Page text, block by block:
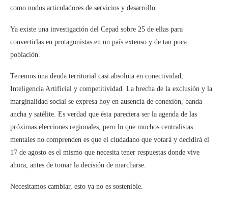
como nodos articuladores de servicios y desarrollo.
Ya existe una investigación del Cepad sobre 25 de ellas para
convertirlas en protagonistas en un país extenso y de tan poca
población.
Tenemos una deuda territorial casi absoluta en conectividad,
Inteligencia Artificial y competitividad. La brecha de la exclusión y la
marginalidad social se expresa hoy en ausencia de conexión, banda
ancha y satélite. Es verdad que ésta pareciera ser la agenda de las
próximas elecciones regionales, pero lo que muchos centralistas
mentales no comprenden es que el ciudadano que votará y decidirá el
17 de agosto es el mismo que necesita tener respuestas donde vive
ahora, antes de tomar la decisión de marcharse.
Necesitamos cambiar, esto ya no es sostenible.